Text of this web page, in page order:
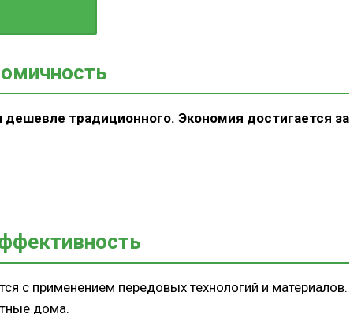
традиционного. Экономия достигается за
с применением передовых технологий и материалов.
дома.